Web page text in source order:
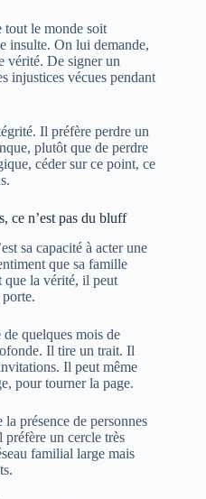
tout le monde soit
insulte. On lui demande,
vérité. De signer un
injustices vécues pendant
Il préfère perdre un
plutôt que de perdre
céder sur ce point, ce
ce n’est pas du bluff
sa capacité à acter une
que sa famille
que la vérité, il peut
de quelques mois de
Il tire un trait. Il
Il peut même
pour tourner la page.
présence de personnes
un cercle très
familial large mais